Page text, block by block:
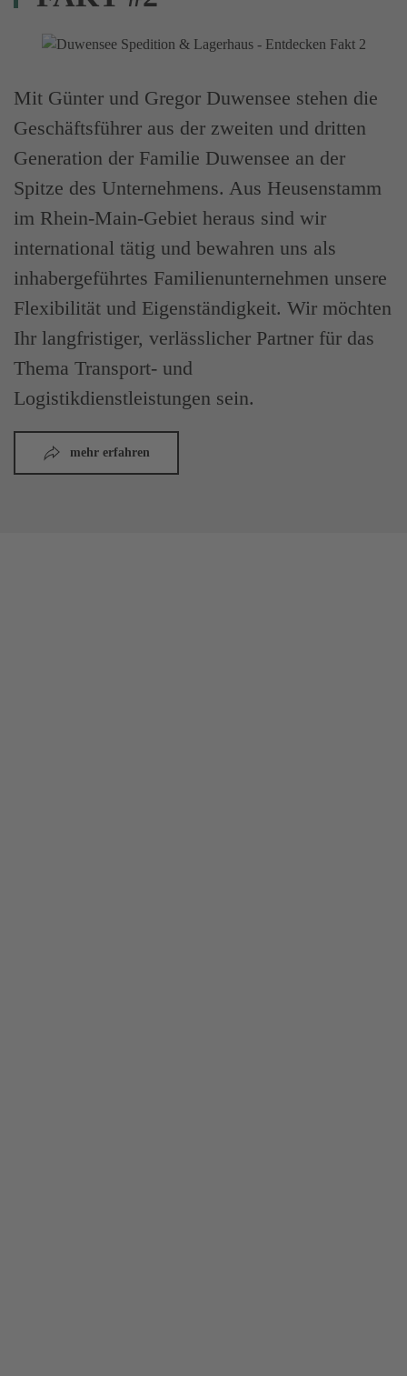
Mit Günter und Gregor Duwensee stehen die
Geschäftsführer aus der zweiten und dritten
Generation der Familie Duwensee an der
Spitze des Unternehmens. Aus Heusenstamm
im Rhein-Main-Gebiet heraus sind wir
international tätig und bewahren uns als
inhabergeführtes Familienunternehmen unsere
Flexibilität und Eigenständigkeit. Wir möchten
Ihr langfristiger, verlässlicher Partner für das
Thema Transport- und
Logistikdienstleistungen sein.
mehr erfahren